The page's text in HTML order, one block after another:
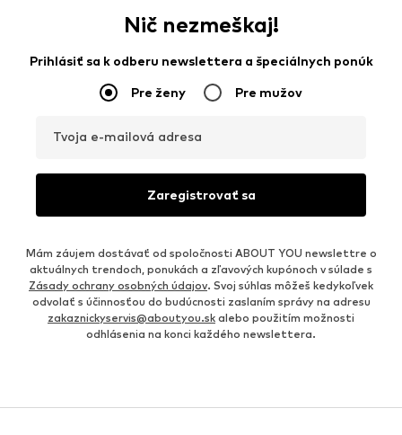
Nič nezmeškaj!
Prihlásiť sa k odberu newslettera a špeciálnych ponúk
Pre ženy Pre mužov
Tvoja e-mailová adresa
Zaregistrovať sa
Mám záujem dostávať od spoločnosti ABOUT YOU newslettre o
aktuálnych trendoch, ponukách a zľavových kupónoch v súlade s
Zásady ochrany osobných údajov. Svoj súhlas môžeš kedykoľvek
odvolať s účinnosťou do budúcnosti zaslaním správy na adresu
zakaznickyservis@aboutyou.sk alebo použitím možnosti
odhlásenia na konci každého newslettera.